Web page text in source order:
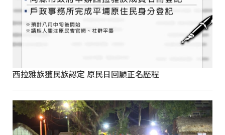
西拉雅族獲民族認定 原民日回顧正名歷程